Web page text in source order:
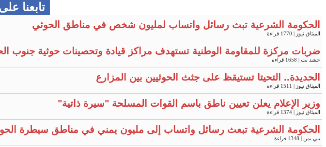
تابعنا
الحكومة الشرعية تبث رسائل واتساب لمليون شخص في مناطق الحوثي
الميثاق نيوز | 1770 قراءة
ضربات مركزة للمقاومة الوطنية تستهدف مراكز قيادة وتحصينات حوثية جنوب
حشد نت | 1658 قراءة
الحديدة.. التحيتا تستيقظ على جثث الحوثيين بين المزارع
الميثاق نيوز | 1511 قراءة
وزير الإعلام يعلن تعيين ناطق باسم القوات المسلحة "سيرة ذاتية"
الميثاق نيوز | 1374 قراءة
الحكومة الشرعية تبعث رسائل واتساب إلى مليون يمني في مناطق سيطرة
يني يمن | 1348 قراءة